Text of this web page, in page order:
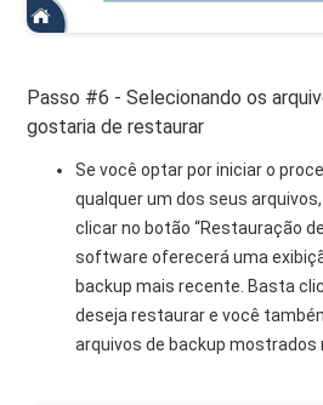
Passo #6 - Selecionando os
gostaria de restaurar
Se você optar por iniciar o
qualquer um dos seus
clicar no botão “Restauração
software oferecerá uma
backup mais recente. Basta
deseja restaurar e você
arquivos de backup mostrados